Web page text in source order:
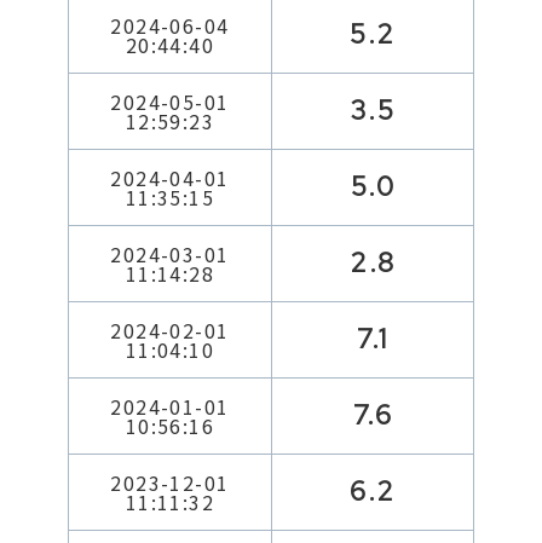
2024-06-04
20:44:40 5.2
2024-05-01
12:59:23 3.5
2024-04-01
11:35:15 5.0
2024-03-01
11:14:28 2.8
2024-02-01
11:04:10 7.1
2024-01-01
10:56:16 7.6
2023-12-01
11:11:32 6.2